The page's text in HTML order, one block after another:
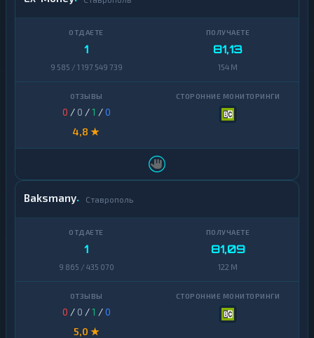
1
9 585 / 1 197 549 739
81,13
154 M
0 / 0 /1 /0
4,8 ★
Baksmany Ставрополь
1
9 865 / 435 070
81,09
122 M
0 / 0 /1 /0
5,0 ★